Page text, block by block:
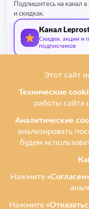
Подпишитесь на канал
и скидках.
Канал
Скидки, акции и
подписчиков
О нас
Мы ремонтируем
Ремонтируем